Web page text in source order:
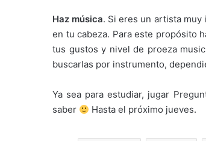
Haz música. Si eres un artista muy
en tu cabeza. Para este propósito
tus gustos y nivel de proeza
buscarlas por instrumento,
Ya sea para estudiar, jugar
saber
Hasta el próximo jueves.